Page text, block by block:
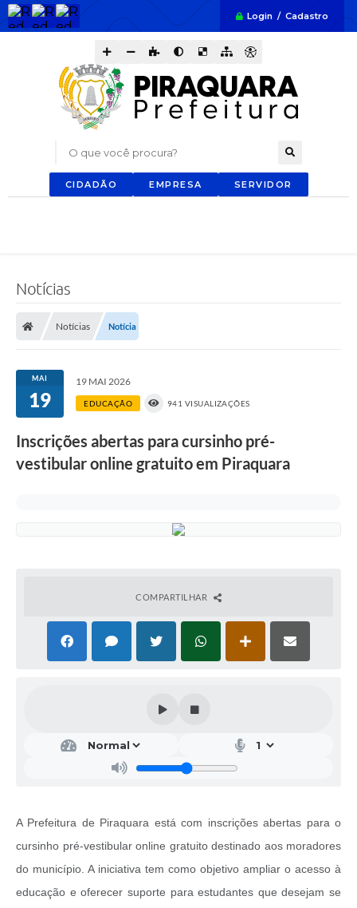
Login / Cadastro
O que você procura?
CIDADÃO EMPRESA SERVIDOR
Notícias
Notícias Notícia
MAI
19
19 MAI 2026
EDUCAÇÃO 941 VISUALIZAÇÕES
Inscrições abertas para cursinho pré-
vestibular online gratuito em Piraquara
COMPARTILHAR
A Prefeitura de Piraquara está com inscrições abertas para o
cursinho pré-vestibular online gratuito destinado aos moradores
do município. A iniciativa tem como objetivo ampliar o acesso à
educação e oferecer suporte para estudantes que desejam se